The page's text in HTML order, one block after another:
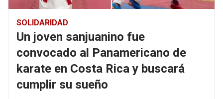
SOLIDARIDAD
Un joven sanjuanino fue
convocado al Panamericano de
karate en Costa Rica y buscará
cumplir su sueño